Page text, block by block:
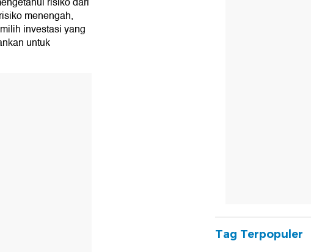
menengah,
investasi yang
untuk
Tag Terpopuler